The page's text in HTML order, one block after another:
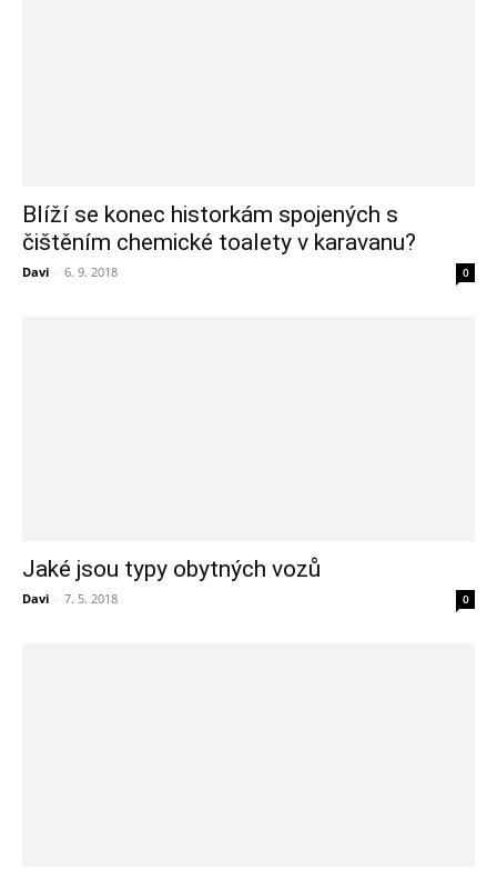
Blíží se konec historkám spojených s
čištěním chemické toalety v karavanu?
Davi - 6. 9. 2018 0
Jaké jsou typy obytných vozů
Davi - 7. 5. 2018 0